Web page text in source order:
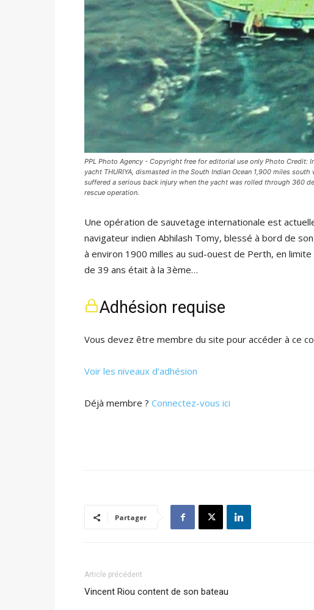
PPL Photo Agency - Copyright free for editorial use only Photo Credit:
yacht THURIYA, dismasted in the South Indian Ocean 1,900 miles
suffered a serious back injury when the yacht was rolled through 360
rescue operation.
Une opération de sauvetage internationale est
navigateur indien Abhilash Tomy, blessé à bord de
à environ 1900 milles au sud-ouest de Perth, en
de 39 ans était à la 3ème…
Adhésion requise
Vous devez être membre du site pour accéder à ce
Voir les niveaux d’adhésion
Déjà membre ? Connectez-vous ici
Partager
Article précédent
Vincent Riou content de son bateau